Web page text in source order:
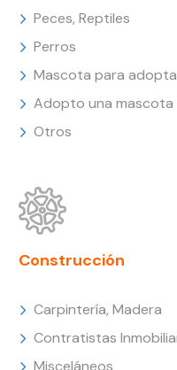
Peces, Reptiles
Perros
Mascota para
Adopto una mascota
Otros
Construcción
Carpintería, Madera
Contratistas
Misceláneos